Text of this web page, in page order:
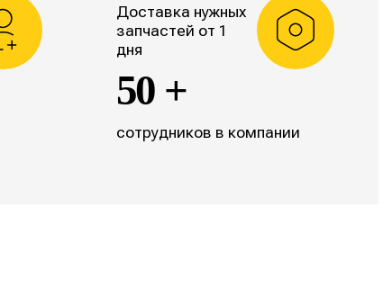
Доставка нужных
запчастей от 1
дня
50 +
сотрудников в компании